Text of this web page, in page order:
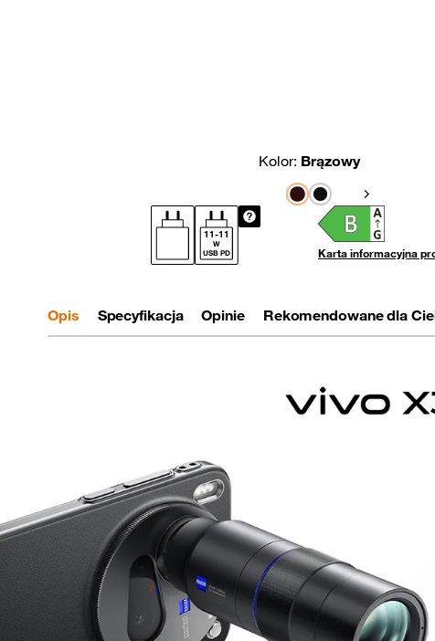
Kolor: Brązowy
Pokaż następny
11-11
W
USB PD
Karta informacyjna
Opis Specyfikacja Opinie Rekomendowane dla